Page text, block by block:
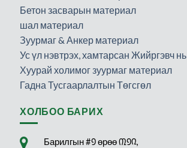
Бетон засварын материал
шал материал
Зуурмаг & Анкер материал
Ус үл нэвтрэх, хамтарсан Жийргэвч нь
Хуурай холимог зуурмаг материал
Гадна Тусгаарлалтын Төгсгөл
ХОЛБОО БАРИХ
Барилгын #᠑ өрөө ᠓᠑᠒,